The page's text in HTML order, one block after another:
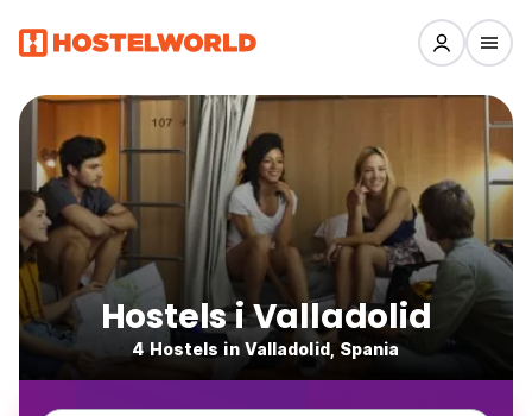
Hostels i Valladolid
4 Hostels in Valladolid, Spania